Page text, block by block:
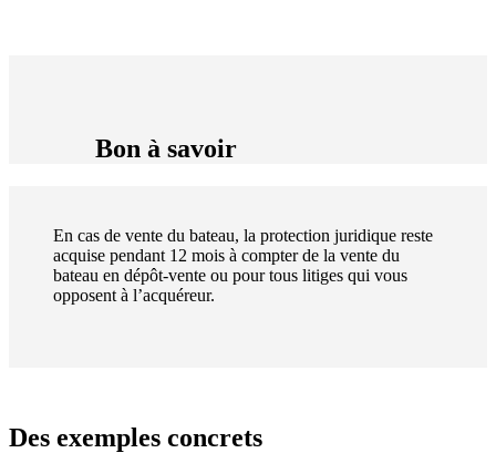
Bon à savoir
En cas de vente du bateau, la protection juridique reste
acquise pendant 12 mois à compter de la vente du
bateau en dépôt-vente ou pour tous litiges qui vous
opposent à l’acquéreur.
Des exemples concrets